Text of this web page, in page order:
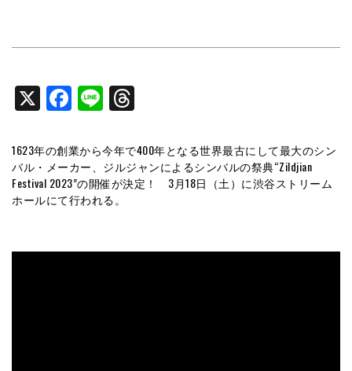
X Facebook
Line
1623年の創業から今年で400年となる世界最古にして最大のシン
バル・メーカー、ジルジャンによるシンバルの祭典“Zildjian
Festival 2023”の開催が決定！ 3月18日（土）に渋谷ストリーム
ホールにて行われる。